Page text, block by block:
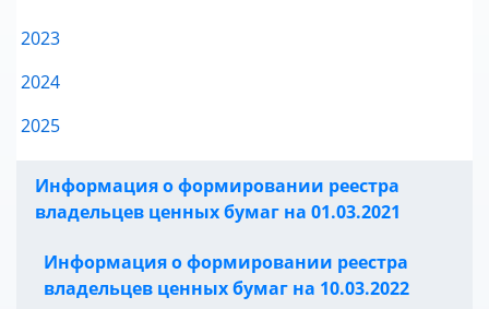
2023
2024
2025
Информация о формировании реестра
владельцев ценных бумаг на 01.03.2021
Информация о формировании реестра
владельцев ценных бумаг на 10.03.2022